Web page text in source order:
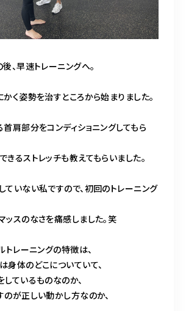
、早速トレーニングへ。
く姿勢を治すところから始まりました。
首肩部分をコンディショニングしてもら
きるストレッチも教えてもらいました。
ていない私ですので、初回のトレーニング
ッスのなさを痛感しました。笑
トレーニングの特徴は、
身体のどこについていて、
しているものなのか、
のが正しい動かし方なのか、